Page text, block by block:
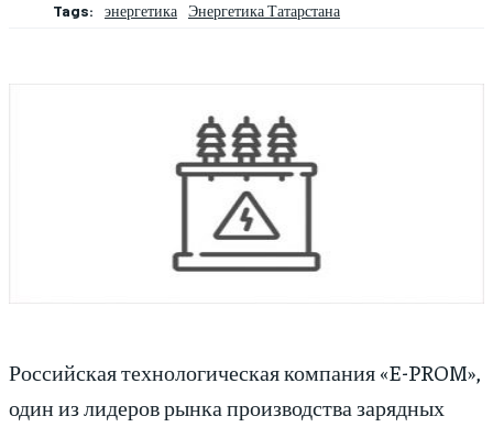
Tags: энергетика Энергетика Татарстана
Российская технологическая компания «E-PROM»,
один из лидеров рынка производства зарядных